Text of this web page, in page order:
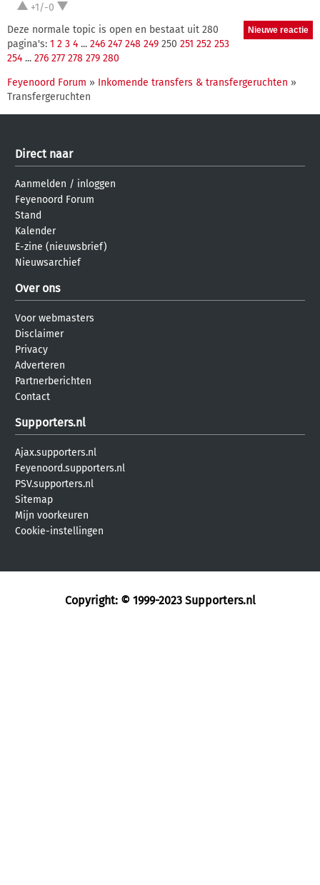
+1/-0
Deze normale topic is open en bestaat uit 280
pagina's: 1 2 3 4 ... 246 247 248 249 250 251 252 253
254 ... 276 277 278 279 280
Feyenoord Forum » Inkomende transfers & transfergeruchten »
Transfergeruchten
Direct naar
Aanmelden / inloggen
Feyenoord Forum
Stand
Kalender
E-zine (nieuwsbrief)
Nieuwsarchief
Over ons
Voor webmasters
Disclaimer
Privacy
Adverteren
Partnerberichten
Contact
Supporters.nl
Ajax.supporters.nl
Feyenoord.supporters.nl
PSV.supporters.nl
Sitemap
Mijn voorkeuren
Cookie-instellingen
Copyright: © 1999-2023 Supporters.nl